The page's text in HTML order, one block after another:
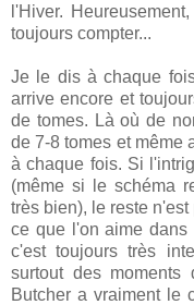
l'Hiver.
toujours compter...
Je le dis à chaque
arrive encore et
de tomes. Là où de
de 7-8 tomes et même
à chaque fois. Si
(même si le schéma
très bien), le reste
ce que l'on aime
c'est toujours très
surtout des moments
Butcher a vraiment le